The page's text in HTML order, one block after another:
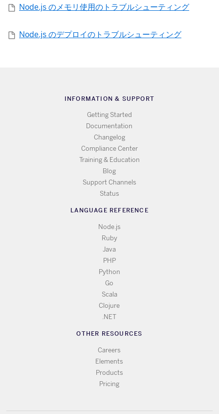
Node.js のメモリ使用のトラブルシューティング
Node.js のデプロイのトラブルシューティング
INFORMATION & SUPPORT
Getting Started
Documentation
Changelog
Compliance Center
Training & Education
Blog
Support Channels
Status
LANGUAGE REFERENCE
Node.js
Ruby
Java
PHP
Python
Go
Scala
Clojure
.NET
OTHER RESOURCES
Careers
Elements
Products
Pricing